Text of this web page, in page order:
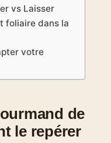
vs Laisser
foliaire dans la
votre
de
le repérer